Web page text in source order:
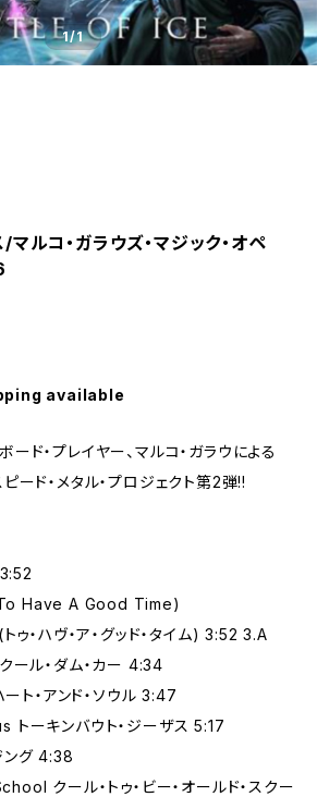
1/1
/マルコ・ガラウズ・マジック・オペ
available
ド・プレイヤー、マルコ・ガラウによる
ード・メタル・プロジェクト第2弾!!
Have A Good Time)
ゥ・ハヴ・ア・グッド・タイム) 3:52 3.A
ル・ダム・カー 4:34
・アンド・ソウル 3:47
ーキンバウト・ジーザス 5:17
グ 4:38
クール・トゥ・ビー・オールド・スクー